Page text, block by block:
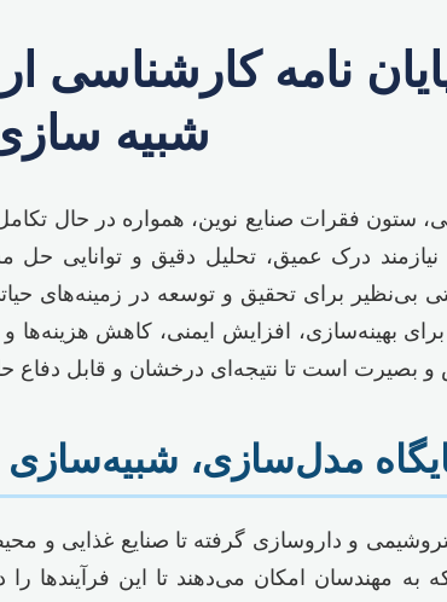
پایان نامه
شبیه
ستون فقرات صنایع نوین، همواره در حال
درک عمیق، تحلیل دقیق و توانایی حل
بی‌نظیر برای تحقیق و توسعه در زمینه‌های
برای بهینه‌سازی، افزایش ایمنی، کاهش
و بصیرت است تا نتیجه‌ای درخشان و قابل دفاع
مدل‌سازی،
و داروسازی گرفته تا صنایع غذایی و
مهندسان امکان می‌دهند تا این فرآیندها